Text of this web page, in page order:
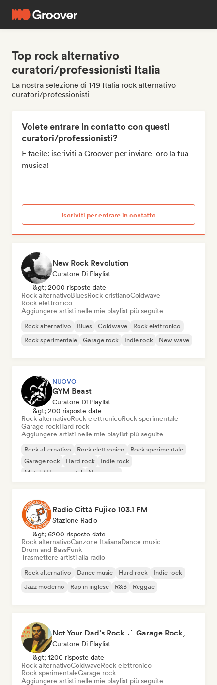
Top rock alternativo
curatori/professionisti Italia
La nostra selezione di 149 Italia rock alternativo
curatori/professionisti
Volete entrare in contatto con questi
curatori/professionisti?
È facile: iscriviti a Groover per inviare loro la tua
musica!
Iscriviti per entrare in contatto
New Rock Revolution
Curatore Di Playlist
&gt; 2000 risposte date
Rock alternativoBluesRock cristianoColdwave
Rock elettronico
Aggiungere artisti nelle mie playlist più seguite
Rock alternativo Blues Coldwave
Rock elettronico
Rock sperimentale
Garage rock Indie rock New wave
NUOVO
GYM Beast
Curatore Di Playlist
&gt; 200 risposte date
Rock alternativoRock elettronicoRock sperimentale
Garage rockHard rock
Aggiungere artisti nelle mie playlist più seguite
Rock alternativo Rock elettronico
Rock sperimentale
Garage rock
Hard rock
Indie rock
Metal / Heavy metal
New wave
Radio Città Fujiko 103.1 FM
Stazione Radio
&gt; 6200 risposte date
Rock alternativoCanzone ItalianaDance music
Drum and BassFunk
Trasmettere artisti alla radio
Rock alternativo Dance music Hard rock
Indie rock
Jazz moderno
Rap in inglese R&B Reggae
Not Your Dad’s Rock 🤘 Garage Rock, Alt-Rock & Indie Anthems
Curatore Di Playlist
&gt; 1200 risposte date
Rock alternativoColdwaveRock elettronico
Rock sperimentaleGarage rock
Aggiungere artisti nelle mie playlist più seguite